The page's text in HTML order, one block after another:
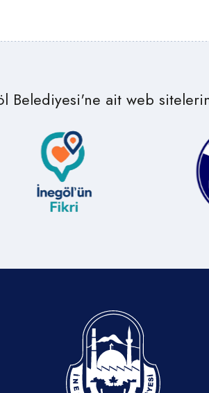
Belediyesi'ne ait web